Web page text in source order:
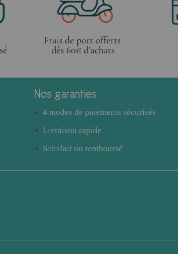
Nos garanties
4 modes de paiements sécurisés
Livraison rapide
Satisfait ou remboursé